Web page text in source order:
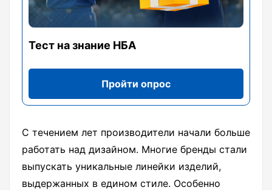
Тест на знание НБА
Пройти опрос
С течением лет производители начали больше
работать над дизайном. Многие бренды стали
выпускать уникальные линейки изделий,
выдержанных в едином стиле. Особенно